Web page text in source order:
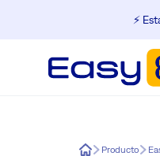
⚡️
Easy8Producto